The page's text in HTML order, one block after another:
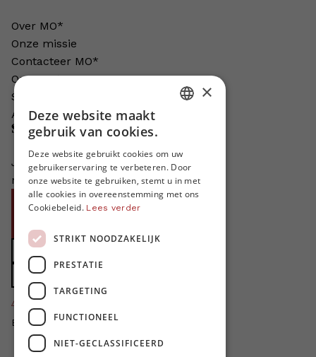
Over MO*
Onze missie
Contacteer MO*
Onze auteurs
Schrijven voor MO*?
Adverteren in MO*
Steun MO*
Je helpt ons groeien. MO* bestaat
niet zonder jouw steun!
Word proMO*
Doe een gift
Zet MO* in uw testament
4424
Bedankt voor jullie steun!
ENGLISH
×
Deze website maakt
gebruik van cookies.
Deze website gebruikt cookies om uw
gebruikerservaring te verbeteren. Door
onze website te gebruiken, stemt u in met
alle cookies in overeenstemming met ons
Cookiebeleid. Lees verder
STRIKT NOODZAKELIJK
PRESTATIE
TARGETING
FUNCTIONEEL
NIET-GECLASSIFICEERD